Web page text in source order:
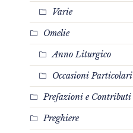
Varie
Omelie
Anno Liturgico
Occasioni Particolari
Prefazioni e Contributi
Preghiere